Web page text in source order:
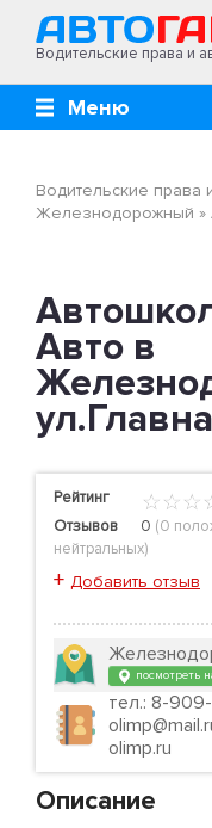
Водительские права и
Меню
Водительские права
Железнодорожный »
Авто в
Рейтинг
Отзывов
0 (0
нейтральных)
+ Добавить отзыв
посмотреть
тел.: 8-
olimp.ru
Описание